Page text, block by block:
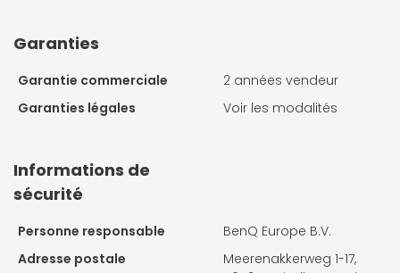
Garanties
Garantie commerciale
2 années vendeur
Garanties légales
Voir les modalités
Informations de
sécurité
Personne responsable
BenQ Europe B.V.
Adresse postale
Meerenakkerweg 1-17,